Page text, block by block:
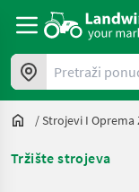
Pretraži ponude
/Strojevi I Oprema
Tržište strojeva